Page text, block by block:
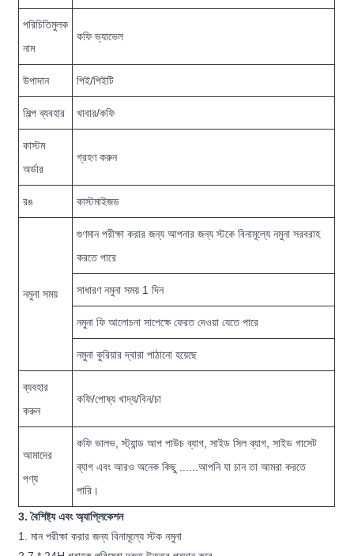
পরিচিতিমুলক
নাম
কফি ভ্যাভেল
উপাদান পিই/পিইটি
শিল্প ব্যবহার খাবার/কফি
কাস্টম
অর্ডার
গ্রহণ করুন
রঙ কাস্টমাইজড
নমুনা সময়
গুণমান পরীক্ষা করার জন্য আপনার জন্য স্টকে বিনামূল্যে নমুনা সরবরাহ
করতে পারে
সাধারণ নমুনা সময় 1 দিন
নমুনা ফি আলোচনা সাপেক্ষে ফেরত দেওয়া যেতে পারে
নমুনা কুরিয়ার দ্বারা পাঠানো হয়েছে
ব্যবহার
করুন
কফি/পোষ্য খাদ্য/বিন/চা
আমাদের
পণ্য
কফি ভালভ, স্ট্যান্ড আপ পাউচ ব্যাগ, সাইড সিল ব্যাগ, সাইড গাসেট
ব্যাগ এবং আরও অনেক কিছু ......আপনি যা চান তা আমরা করতে
পারি।
3. বৈশিষ্ট্য এবং অ্যাপ্লিকেশন
1. মান পরীক্ষা করার জন্য বিনামূল্যে স্টক নমুনা